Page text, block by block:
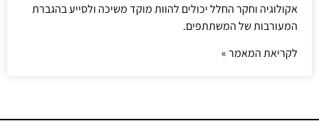
אקולוגיה וחקר החלל יכולים להוות מוקד משיכה ולסייע בהגברת
המעורבות של המשתתפים.
לקריאת המאמר »